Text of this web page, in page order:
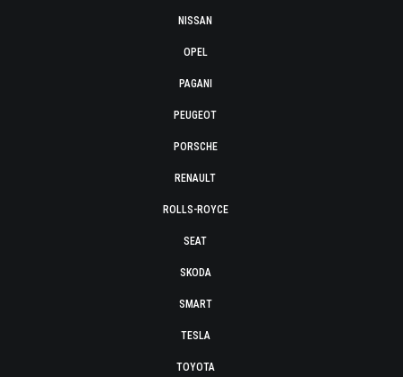
NISSAN
OPEL
PAGANI
PEUGEOT
PORSCHE
RENAULT
ROLLS-ROYCE
SEAT
SKODA
SMART
TESLA
TOYOTA